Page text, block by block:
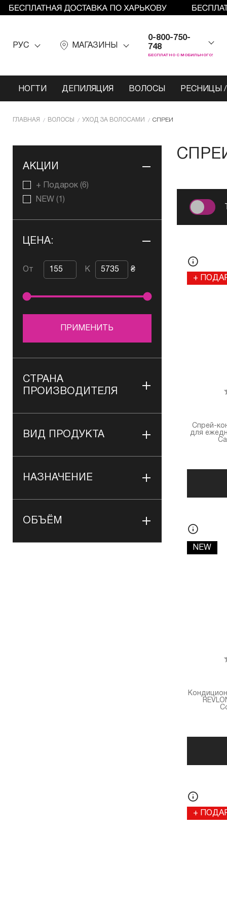
РУС МАГАЗИНЫ
0-800-750-
748
БЕСПЛАТНО С МОБИЛЬНОГО!
НОГТИ ДЕПИЛЯЦИЯ ВОЛОСЫ РЕСНИЦЫ
ГЛАВНАЯ ВОЛОСЫ УХОД ЗА ВОЛОСАМИ СПРЕИ
АКЦИИ
+ Подарок (6)
NEW (1)
ЦЕНА:
От К ₴
ПРИМЕНИТЬ
СТРАНА
ПРОИЗВОДИТЕЛЯ
ВИД ПРОДУКТА
НАЗНАЧЕНИЕ
ОБЪЁМ
+
Спрей-
для
NEW
+